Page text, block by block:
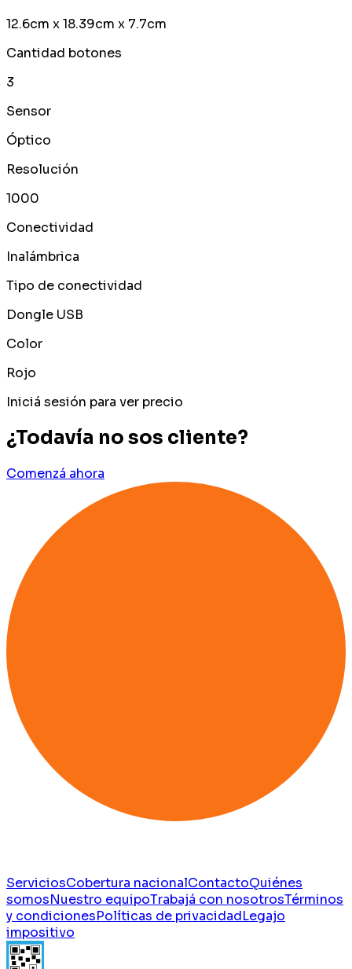
12.6cm x 18.39cm x 7.7cm
Cantidad botones
3
Sensor
Óptico
Resolución
1000
Conectividad
Inalámbrica
Tipo de conectividad
Dongle USB
Color
Rojo
Iniciá sesión para ver precio
¿Todavía no sos cliente?
Comenzá ahora
ServiciosCobertura nacionalContactoQuiénes
somosNuestro equipoTrabajá con nosotrosTérminos
y condicionesPolíticas de privacidadLegajo
impositivo